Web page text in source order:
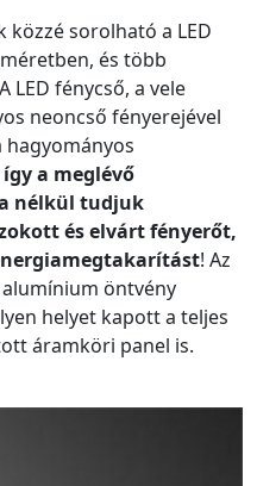
sorolható a LED
és több
LED fénycső, a vele
neoncső fényerejével
hagyományos
így a meglévő
nélkül tudjuk
és elvárt fényerőt,
! Az
öntvény
helyet kapott a teljes
áramköri panel is.